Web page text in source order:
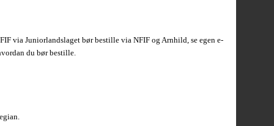
via Juniorlandslaget bør bestille via NFIF og Arnhild, se egen e-
du bør bestille.